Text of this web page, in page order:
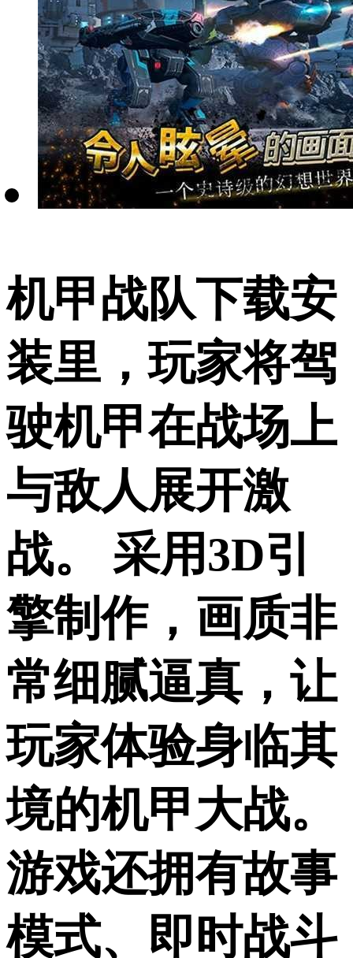
机甲战队下载安
装里，玩家将驾
驶机甲在战场上
与敌人展开激
战。 采用3D引
擎制作，画质非
常细腻逼真，让
玩家体验身临其
境的机甲大战。
游戏还拥有故事
模式、即时战斗